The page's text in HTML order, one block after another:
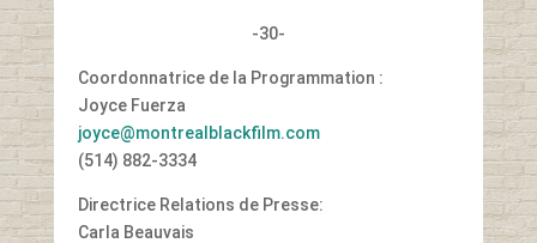
-30-
Coordonnatrice de la Programmation :
Joyce Fuerza
joyce@montrealblackfilm.com
(514) 882-3334
Directrice Relations de Presse:
Carla Beauvais